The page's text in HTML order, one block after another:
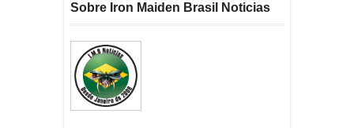
Sobre Iron Maiden Brasil Noticias